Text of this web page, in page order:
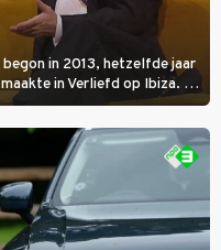
in 2013, hetzelfde jaar
in Verliefd op Ibiza. In
nog meer weten van het